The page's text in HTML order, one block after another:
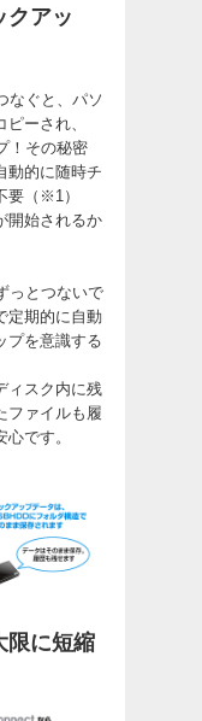
クアッ
なぐと、パソ
ーされ、
！その秘密
動的に随時チ
要（※1）
開始されるか
っとつないで
定期的に自動
プを意識する
ィスク内に残
ファイルも履
です。
限に短縮